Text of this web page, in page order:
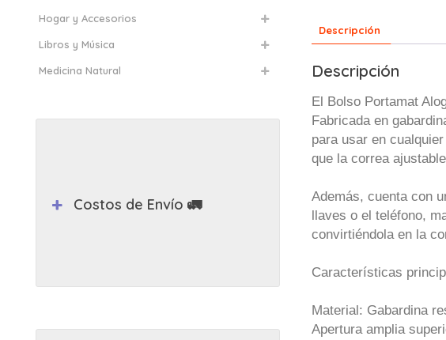
Descripción
Descripción
El Bolso Portamat
Fabricada en
para usar en
que la correa
Además, cuenta con
llaves o el teléfono,
convirtiéndola en la
Características
Material: Gabardina
Apertura amplia
Hogar y Accesorios
Libros y Música
Medicina Natural
Costos de Envío 🚛